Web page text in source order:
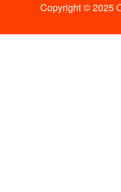
Copyright © 2025